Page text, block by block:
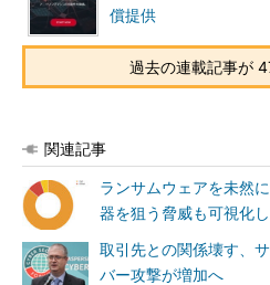
償提供
過去の連載記事が
関連記事
ランサムウェアを未然
器を狙う脅威も可視化
取引先との関係壊す、
バー攻撃が増加へ